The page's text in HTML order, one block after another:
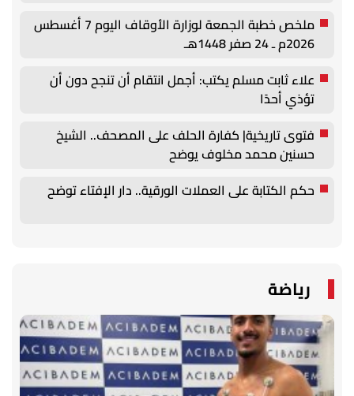
ملخص خطبة الجمعة لوزارة الأوقاف اليوم 7 أغسطس
2026م ـ 24 صفر 1448هـ
علاء ثابت مسلم يكتب: أجمل انتقام أن تنجح دون أن
تؤذي أحدًا
فتوى تاريخية| كفارة الحلف على المصحف.. الشيخ
حسنين محمد مخلوف يوضح
حكم الكتابة على العملات الورقية.. دار الإفتاء توضح
رياضة